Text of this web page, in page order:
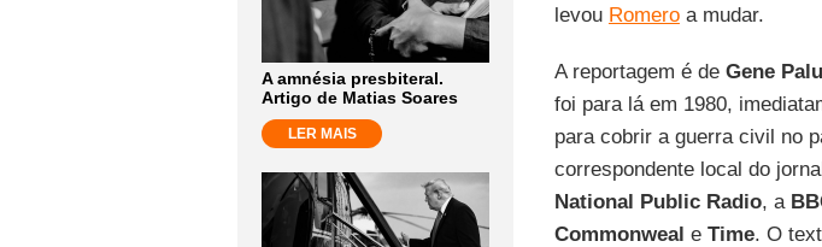
A amnésia presbiteral.
Artigo de Matias Soares
LER MAIS
levou Romeroa mudar.
A reportagem é de Gene
foi para lá em 1980,
para cobrir a guerra civil no
correspondente local do
National Public Radio, a
Commonweal e Time. O